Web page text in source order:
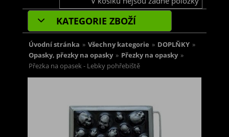
KATEGORIE ZBOŽÍ
Úvodní stránka » Všechny kategorie » DOPLŇKY »
Opasky, přezky na opasky » Přezky na opasky »
Přezka na opasek - Lebky pohřebiště